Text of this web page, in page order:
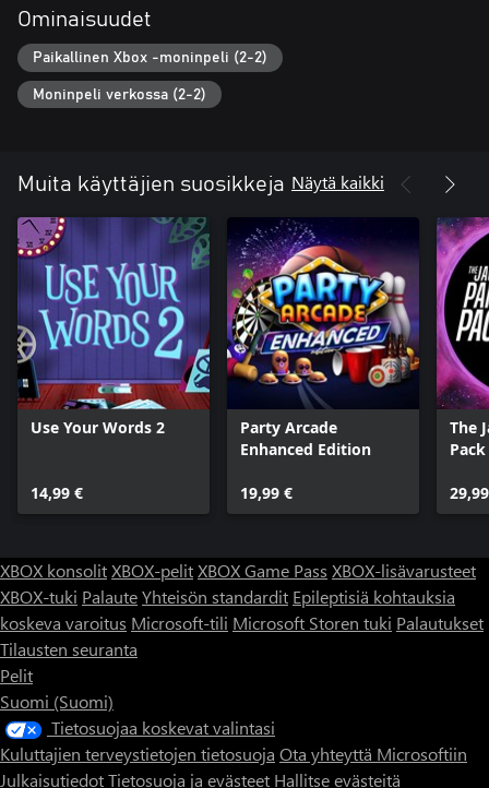
Ominaisuudet
Paikallinen Xbox -moninpeli (2-2)
Moninpeli verkossa (2-2)
Muita käyttäjien suosikkeja Näytä kaikki
Use Your Words 2
14,99 €
Party Arcade
Enhanced Edition
19,99 €
The
XBOX konsolitXBOX-pelitXBOX Game Pass XBOX-lisävarusteet
XBOX-tuki PalauteYhteisön standardit Epileptisiä kohtauksia
koskeva varoitus Microsoft-tili Microsoft Storen tuki Palautukset
Tilausten seuranta
Pelit
Suomi (Suomi)
Tietosuojaa koskevat valintasi
Kuluttajien terveystietojen tietosuoja Ota yhteyttä Microsoftiin
JulkaisutiedotTietosuoja ja evästeet Hallitse evästeitä